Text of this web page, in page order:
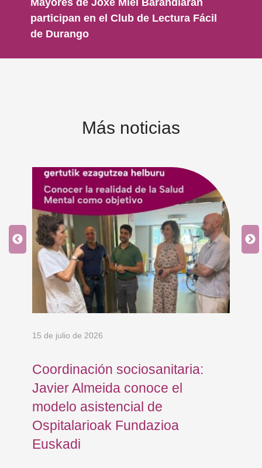
Mayores de Joxe Miel Barandiaran
participan en el Club de Lectura Fácil
de Durango
Más noticias
15 de julio de 2026
Coordinación sociosanitaria:
Javier Almeida conoce el
modelo asistencial de
Ospitalarioak Fundazioa
Euskadi